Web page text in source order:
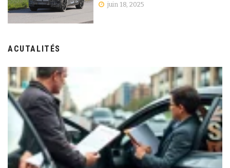
juin 18, 2025
ACUTALITÉS